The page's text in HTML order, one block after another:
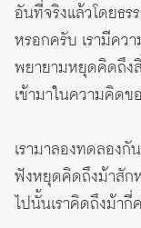
อันที่จริงแล้วโดยธ
หรอกครับ เรามีคว
พยายามหยุดคิดถึง
เข้ามาในความคิดข
เรามาลองทดลอง
ฟังหยุดคิดถึงม้าสัก
ไปนั้นเราคิดถึงม้ากี่